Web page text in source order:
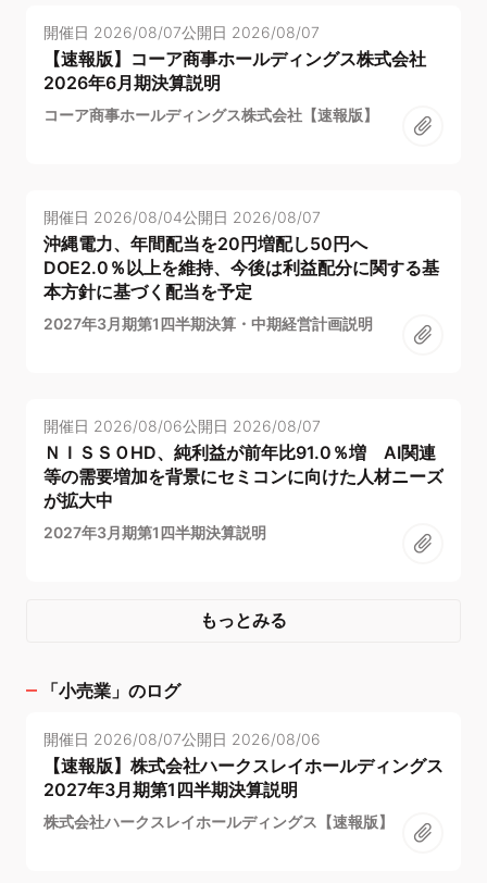
開催日 2026/08/07公開日 2026/08/07
【速報版】コーア商事ホールディングス株式会社
2026年6月期決算説明
コーア商事ホールディングス株式会社【速報版】
開催日 2026/08/04公開日 2026/08/07
沖縄電力、年間配当を20円増配し50円へ
DOE2.0％以上を維持、今後は利益配分に関する基
本方針に基づく配当を予定
2027年3月期第1四半期決算・中期経営計画説明
開催日 2026/08/06公開日 2026/08/07
ＮＩＳＳＯHD、純利益が前年比91.0％増 AI関連
等の需要増加を背景にセミコンに向けた人材ニーズ
が拡大中
2027年3月期第1四半期決算説明
もっとみる
「小売業 」のログ
開催日 2026/08/07公開日 2026/08/06
【速報版】株式会社ハークスレイホールディングス
2027年3月期第1四半期決算説明
株式会社ハークスレイホールディングス【速報版】